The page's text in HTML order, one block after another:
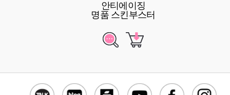
안티에이징
명품 스킨부스터